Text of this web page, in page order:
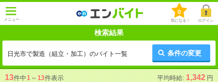
メニュー
0
気になる！ ログイン
検索結果
日光市で製造（組立・加工）のバイト一覧 条件の変更
13件中1 ～ 13件表示 平均時給: 1,342 円